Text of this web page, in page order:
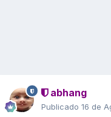
abhang
Publicado 16 de